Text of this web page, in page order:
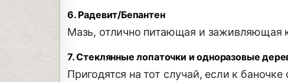
6. Радевит/Бепантен
Мазь, отлично питающая и заживляющая
7. Стеклянные лопаточки и одноразовые
Пригодятся на тот случай, если к